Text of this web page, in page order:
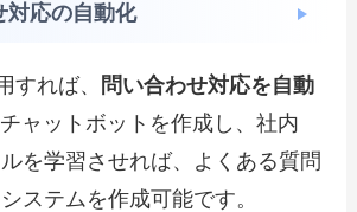
対応の自動化
すれば、
問い合わせ対応を自動
ャットボットを作成し、社内
を学習させれば、よくある質問
ステムを作成可能です。